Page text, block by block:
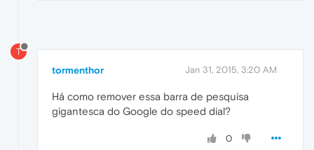
T
tormenthor Jan 31, 2015, 3:20 AM
Há como remover essa barra de pesquisa
gigantesca do Google do speed dial?
0